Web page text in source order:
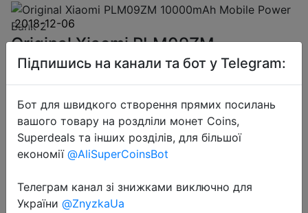
2018-12-06
Original Xiaomi PLM09ZM
10000mAh Mobile Power Bank 2
$16.99
Підпишись на канали та бот у Telegram:
Бот для швидкого створення прямих посилань
вашого товару на роздліли монет Coins,
Superdeals та інших розділів, для більшої
економії @AliSuperCoinsBot
Телеграм канал зі знижками виключно для
України @ZnyzkaUa